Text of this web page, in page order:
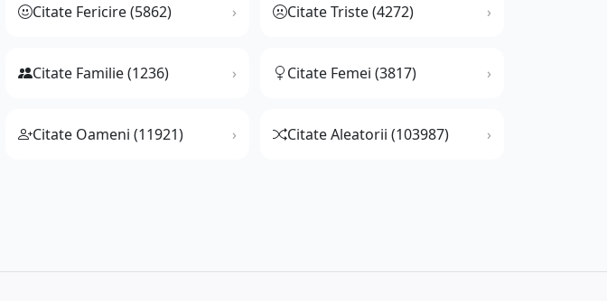
Citate Fericire (5862) Citate Triste (4272)
Citate Familie (1236) Citate Femei (3817)
Citate Oameni (11921) Citate Aleatorii (103987)